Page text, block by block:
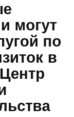
могут
по
в